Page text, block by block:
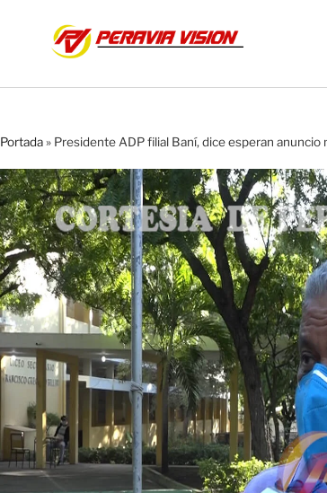
Portada» Presidente ADP filial Baní, dice esperan